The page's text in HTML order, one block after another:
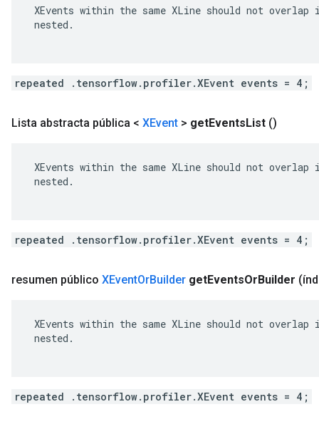
XEvents within the same XLine should not
nested.
repeated .tensorflow.profiler.XEvent events = 4;
Lista abstracta pública < XEvent > getEventsList ()
XEvents within the same XLine should not
nested.
repeated .tensorflow.profiler.XEvent events = 4;
resumen público XEventOrBuilder getEventsOrBuilder
XEvents within the same XLine should not
nested.
repeated .tensorflow.profiler.XEvent events = 4;